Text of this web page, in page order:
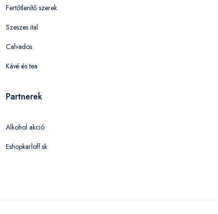
Fertőtlenítő szerek
Szeszes ital
Calvados
Kávé és tea
Partnerek
Alkohol akció
Eshopkarloff.sk